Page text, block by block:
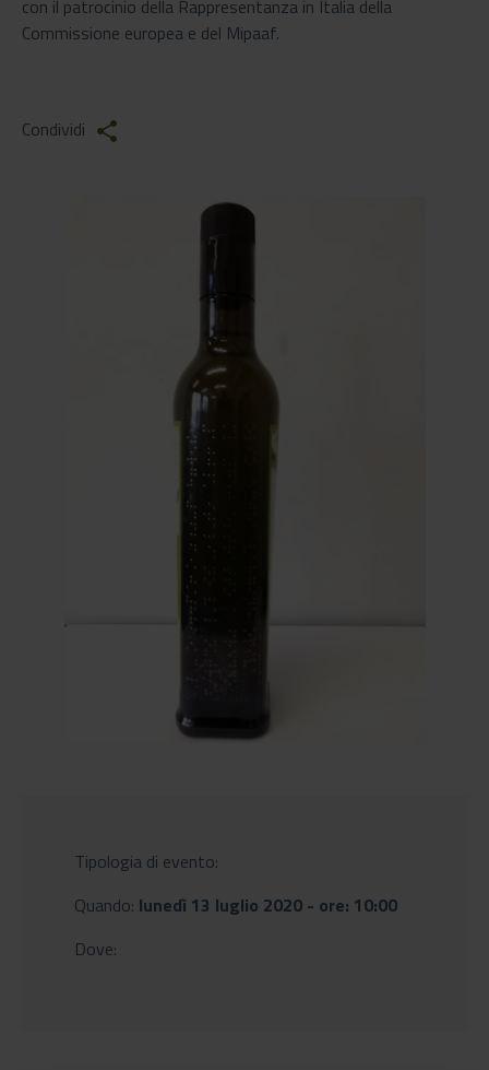
con il patrocinio della Rappresentanza in Italia della
Commissione europea e del Mipaaf.
Condividi share
Tipologia di evento:
Quando: lunedì 13 luglio 2020 - ore: 10:00
Dove: